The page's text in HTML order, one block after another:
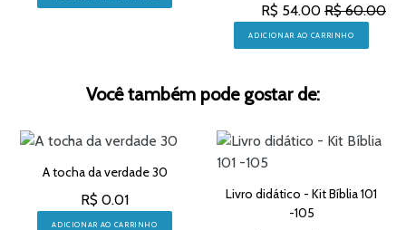
R$ 54.00 R$ 60.00
ADICIONAR AO CARRINHO
Você também pode gostar de:
A tocha da verdade 30
R$ 0.01
ADICIONAR AO CARRINHO
Livro didático - Kit Bíblia 101
-105